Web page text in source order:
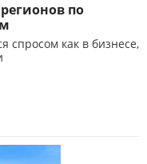
по
спросом как в бизнесе,